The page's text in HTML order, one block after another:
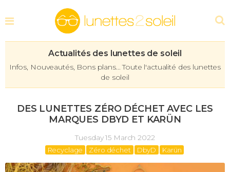
Actualités des lunettes de soleil
Infos, Nouveautés, Bons plans... Toute l'actualité des lunettes
de soleil
DES LUNETTES ZÉRO DÉCHET AVEC LES
MARQUES DBYD ET KARÜN
Tuesday 15 March 2022
Recyclage Zéro déchet DbyD Karün